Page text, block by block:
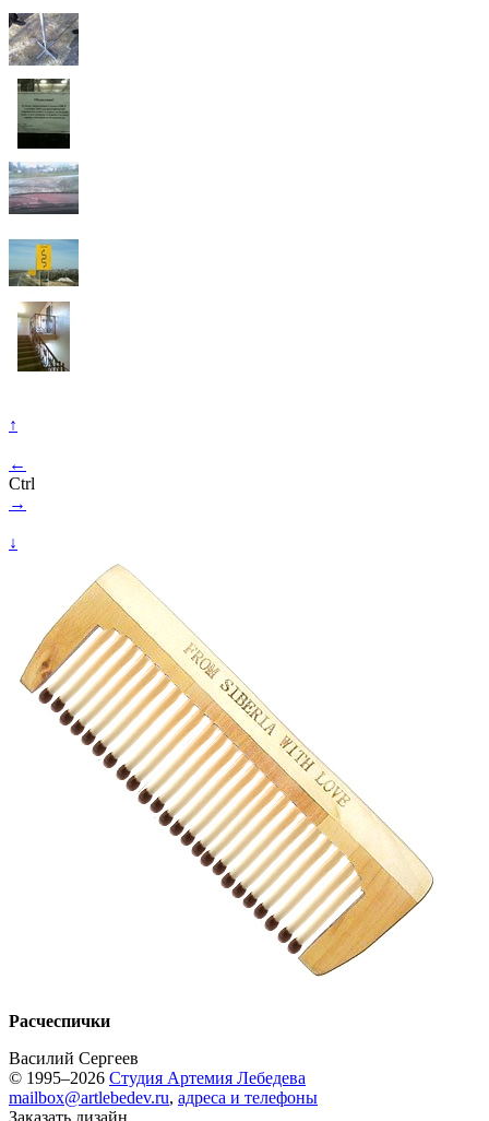
↑
←
Ctrl
→
↓
Расчеспички
Василий Сергеев
© 1995–2026 Студия Артемия Лебедева
mailbox@artlebedev.ru, адреса и телефоны
Заказать дизайн...